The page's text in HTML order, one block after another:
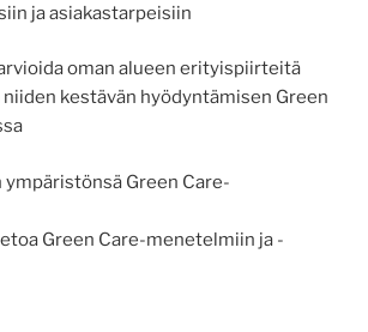
ja asiakastarpeisiin
oman alueen erityispiirteitä
kestävän hyödyntämisen Green
ympäristönsä Green Care-
Green Care-menetelmiin ja -